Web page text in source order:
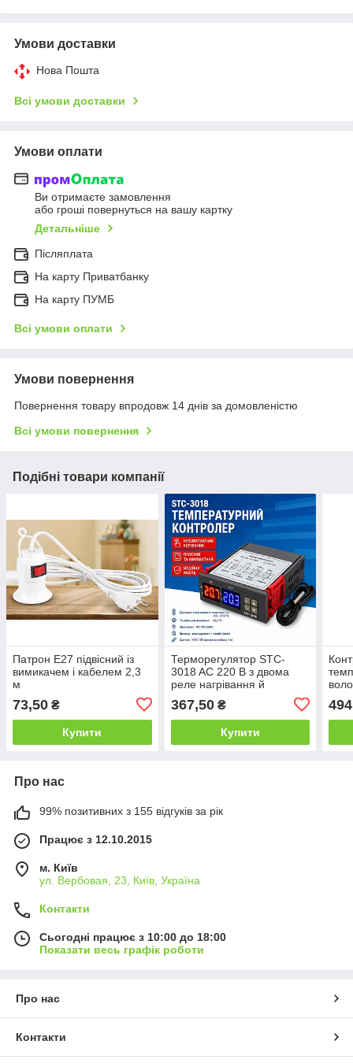
Умови доставки
Нова Пошта
Всі умови доставки
Умови оплати
Ви отримаєте замовлення
або гроші повернуться на вашу картку
Детальніше
Післяплата
На карту Приватбанку
На карту ПУМБ
Всі умови оплати
Умови повернення
Повернення товару впродовж 14 днів за домовленістю
Всі умови повернення
Подібні товари компанії
Патрон E27 підвісний із
вимикачем і кабелем 2,3
м
73,50 ₴
Купити
Терморегулятор STC-
3018 AC 220 В з двома
реле нагрівання й
охолодження, датчик NTC
1 м, 10 А діапазон від -50
до 120 °C 220V
367,50₴
Купити
Про нас
99% позитивних з 155 відгуків за рік
Працює з 12.10.2015
м. Київ
ул. Вербовая, 23, Київ, Україна
Контакти
Сьогодні працює з 10:00 до 18:00
Показати весь графік роботи
Про нас
Контакти